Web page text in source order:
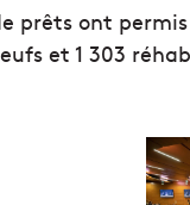
prêts ont
et 1 303